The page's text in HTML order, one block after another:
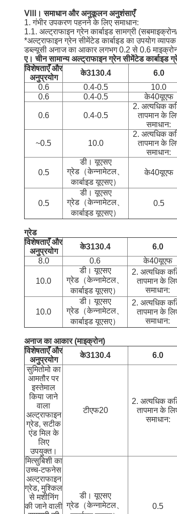
Ⅷ। समाधान और अनुकूलन अनुशंसाएँ
1. गंभीर उपकरण पहनने के लिए समाधान:
1.1. अल्ट्राफाइन ग्रेन कार्बाइड सामग्री
*अल्ट्राफाइन ग्रेन सीमेंटेड कार्बाइड का उपयोग
डब्ल्यूसी अनाज का आकार लगभग 0.2 से 0.6
ए। चीन सामान्य अल्ट्राफाइन ग्रेन सीमेंटेड कार्बाइड
विशेषताएँ और
अनुप्रयोग
के3130.4 6.0
0.6
0.4-0.5 10.0
0.6
0.4-0.5 के40यूएफ
0.6 0.4-0.5
2. अत्यधिक
तापमान के
समाधान:
~0.5 10.0
2. अत्यधिक
तापमान के
समाधान:
0.5
डी। यूएसए
ग्रेड（केन्नामेटल、
कार्बाइड यूएसए）
के40यूएफ
0.5
डी। यूएसए
ग्रेड（केन्नामेटल、
कार्बाइड यूएसए）
0.5
ग्रेड
विशेषताएँ और
अनुप्रयोग
के3130.4 6.0
8.0
0.6 के40यूएफ
10.0
डी। यूएसए
ग्रेड（केन्नामेटल、
कार्बाइड यूएसए）
2. अत्यधिक
तापमान के
समाधान:
10.0
डी। यूएसए
ग्रेड（केन्नामेटल、
कार्बाइड यूएसए）
2. अत्यधिक
तापमान के
समाधान:
अनाज का आकार (माइक्रोन)
विशेषताएँ और
अनुप्रयोग
के3130.4 6.0
सुमितोमो का
आमतौर पर
इस्तेमाल
किया जाने
वाला
अल्ट्राफाइन
ग्रेड, सटीक
एंड मिल के
लिए
उपयुक्त।
टीएफ20
2. अत्यधिक
तापमान के
समाधान:
मित्सुबिशी का
उच्च-टफनेस
अल्ट्राफाइन
ग्रेड, मुश्किल
से मशीनिंग
की जाने वाली
डी। यूएसए
ग्रेड（केन्नामेटल、
0.5